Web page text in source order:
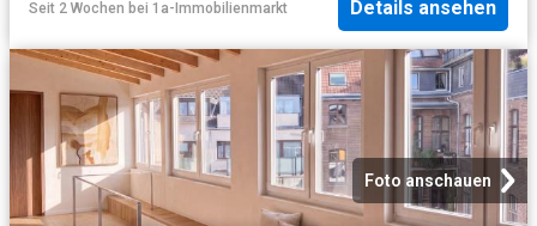
Seit 2 Wochen bei 1a-Immobilienmarkt Details ansehen
Foto anschauen